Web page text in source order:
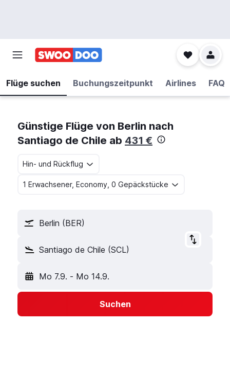
Flüge suchen Buchungszeitpunkt Airlines FAQ
Günstige Flüge von Berlin nach
Santiago de Chile ab 431 €
Hin- und Rückflug
1 Erwachsener, Economy, 0 Gepäckstücke
Berlin (BER)
Santiago de Chile (SCL)
Mo 7.9. - Mo 14.9.
Suchen